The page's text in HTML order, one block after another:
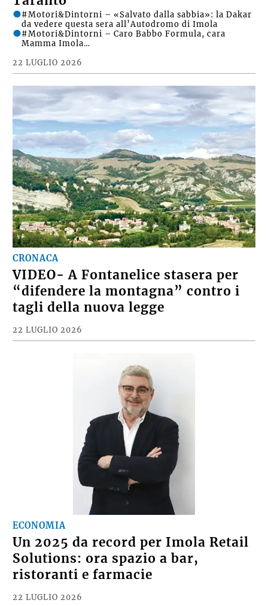
22 LUGLIO 2026
#Motori&Dintorni – «Salvato dalla sabbia»: la Dakar
da vedere questa sera all’Autodromo di Imola
#Motori&Dintorni – Caro Babbo Formula, cara
Mamma Imola…
CRONACA
VIDEO- A Fontanelice stasera per
“difendere la montagna” contro i
tagli della nuova legge
22 LUGLIO 2026
ECONOMIA
Un 2025 da record per Imola Retail
Solutions: ora spazio a bar,
ristoranti e farmacie
22 LUGLIO 2026